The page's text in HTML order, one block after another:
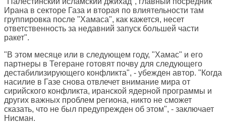
Ирана в секторе Газа и вторая по влиятельности там
группировка после "Хамаса", как кажется, несет
ответственность за недавний запуск большей части
ракет".
"В этом месяце или в следующем году, "Хамас" и его
партнеры в Тегеране готовят почву для следующего
дестабилизирующего конфликта", - убежден автор. "Когда
насилие в Газе снова отвлечет внимание мира от
сирийского конфликта, иранской ядерной программы и
других важных проблем региона, никто не сможет
сказать, что не был предупрежден об этом", - заключает
Нисман.